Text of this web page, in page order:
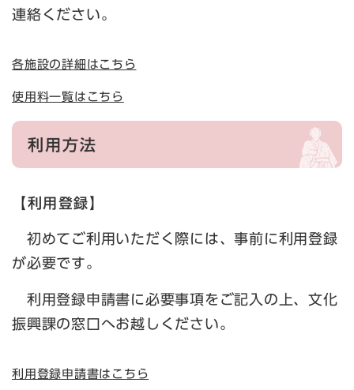
連絡ください。
各施設の詳細はこちら
使用料一覧はこちら
利用方法
【利用登録】
初めてご利用いただく際には、事前に利用登録
が必要です。
利用登録申請書に必要事項をご記入の上、文化
振興課の窓口へお越しください。
利用登録申請書はこちら